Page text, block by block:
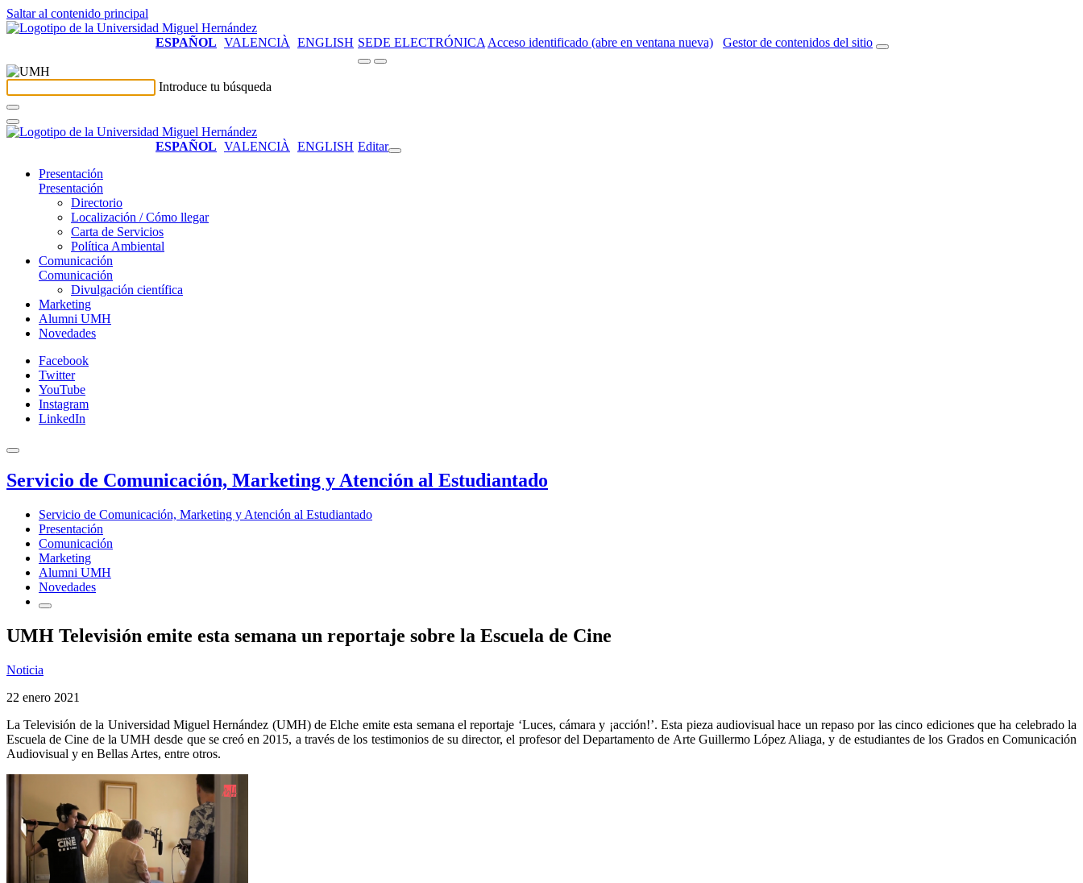
Saltar al contenido principal
ESPAÑOL VALENCIÀ ENGLISH SEDE ELECTRÓNICA Acceso identificado (abre en ventana nueva) Gestor de contenidos del sitio
Introduce tu búsqueda
ESPAÑOL VALENCIÀ ENGLISH Editar
Presentación
Presentación
Directorio
Localización / Cómo llegar
Carta de Servicios
Política Ambiental
Comunicación
Comunicación
Divulgación científica
Marketing
Alumni UMH
Novedades
Facebook
Twitter
YouTube
Instagram
LinkedIn
Servicio de Comunicación, Marketing y Atención al Estudiantado
Servicio de Comunicación, Marketing y Atención al Estudiantado
Presentación
Comunicación
Marketing
Alumni UMH
Novedades
UMH Televisión emite esta semana un reportaje sobre la Escuela de Cine
Noticia
22 enero 2021
La Televisión de la Universidad Miguel Hernández (UMH) de Elche emite esta semana el reportaje ‘Luces, cámara y ¡acción!’. Esta pieza audiovisual hace un repaso por las cinco ediciones que ha celebrado la
Escuela de Cine de la UMH desde que se creó en 2015, a través de los testimonios de su director, el profesor del Departamento de Arte Guillermo López Aliaga, y de estudiantes de los Grados en Comunicación
Audiovisual y en Bellas Artes, entre otros.